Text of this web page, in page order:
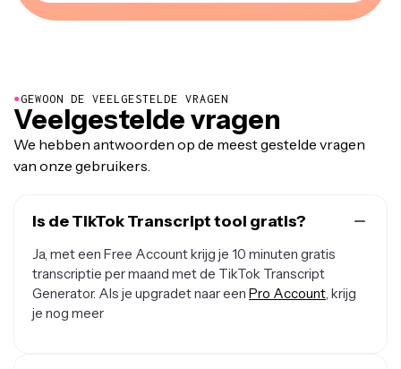
●GEWOON DE VEELGESTELDE VRAGEN
Veelgestelde vragen
We hebben antwoorden op de meest gestelde vragen
van onze gebruikers.
Is de TikTok Transcript tool gratis?
Ja, met een Free Account krijg je 10 minuten gratis
transcriptie per maand met de TikTok Transcript
Generator. Als je upgradet naar een Pro Account , krijg
je nog meer